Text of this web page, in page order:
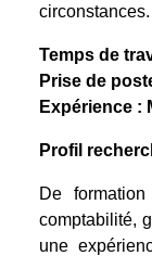
circonstances.
Temps de
Prise de
Expérience :
Profil
De
comptabilité,
une